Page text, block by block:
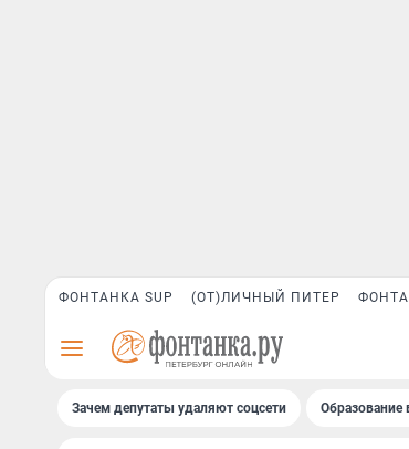
ФОНТАНКА SUP (ОТ)ЛИЧНЫЙ ПИТЕР
Зачем депутаты удаляют соцсети Образование